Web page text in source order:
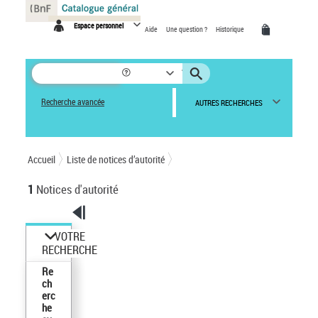
Espace personnel Aide Une question ? Historique
Recherche avancée AUTRES RECHERCHES
Accueil Liste de notices d’autorité
1 Notices d'autorité
VOTRE
RECHERCHE
Re
ch
erc
he
Panneau de gestion des cookies